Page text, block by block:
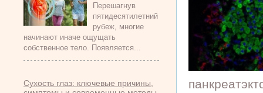
Перешагнув
пятидесятилетний
рубеж, многие
начинают иначе ощущать
собственное тело. Появляется...
Сухость глаз: ключевые причины,